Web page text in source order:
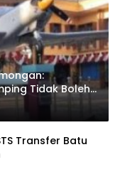
Tidak Boleh
Transfer Batu